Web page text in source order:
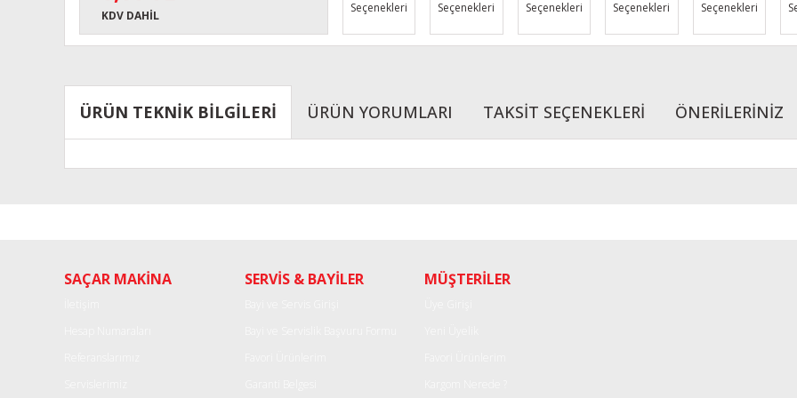
KDV DAHİL
Seçenekleri
Seçenekleri
Seçenekleri
Seçenekleri
Seçenekleri
ÜRÜN TEKNİK BİLGİLERİ ÜRÜN YORUMLARI TAKSİT SEÇENEKLERİ ÖNERİLERİNİZ
Ürün açıklamasında eksik bilgiler bulunuyor.
SAÇAR MAKİNA SERVİS & BAYİLER MÜŞTERİLER